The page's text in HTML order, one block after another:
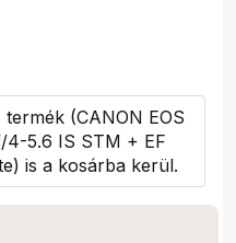
termék (CANON EOS
4-5.6 IS STM + EF
) is a kosárba kerül.